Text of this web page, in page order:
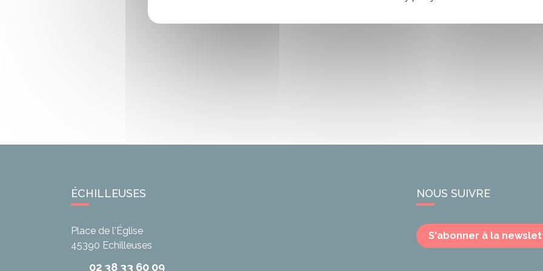
ÉCHILLEUSES
Place de l'Église
45390 Echilleuses
02 38 33 60 09
NOUS SUIVRE
S'abonner à la